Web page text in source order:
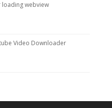
webview
Video Downloader